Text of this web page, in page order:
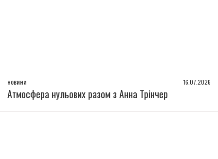
новини 16.07.2026
Атмосфера нульових разом з Анна Трінчер